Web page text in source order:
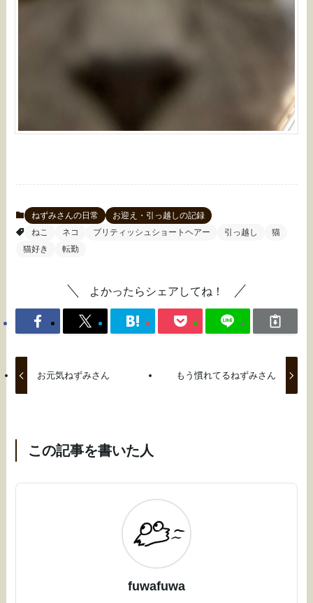
ねずみさんの日常
お迎え・引っ越しの記録
ねこ
ネコ ブリティッシュショートヘアー 引っ越し
猫
猫好き
転勤
よかったらシェアしてね！
お元気ねずみさん もう慣れてるねずみさん
この記事を書いた人
fuwafuwa